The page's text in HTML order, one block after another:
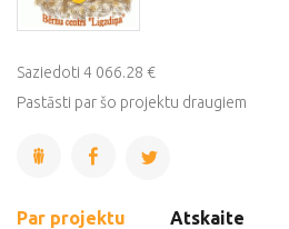
Saziedoti 4 066.28 €
Pastāsti par šo projektu draugiem
Par projektu Atskaite